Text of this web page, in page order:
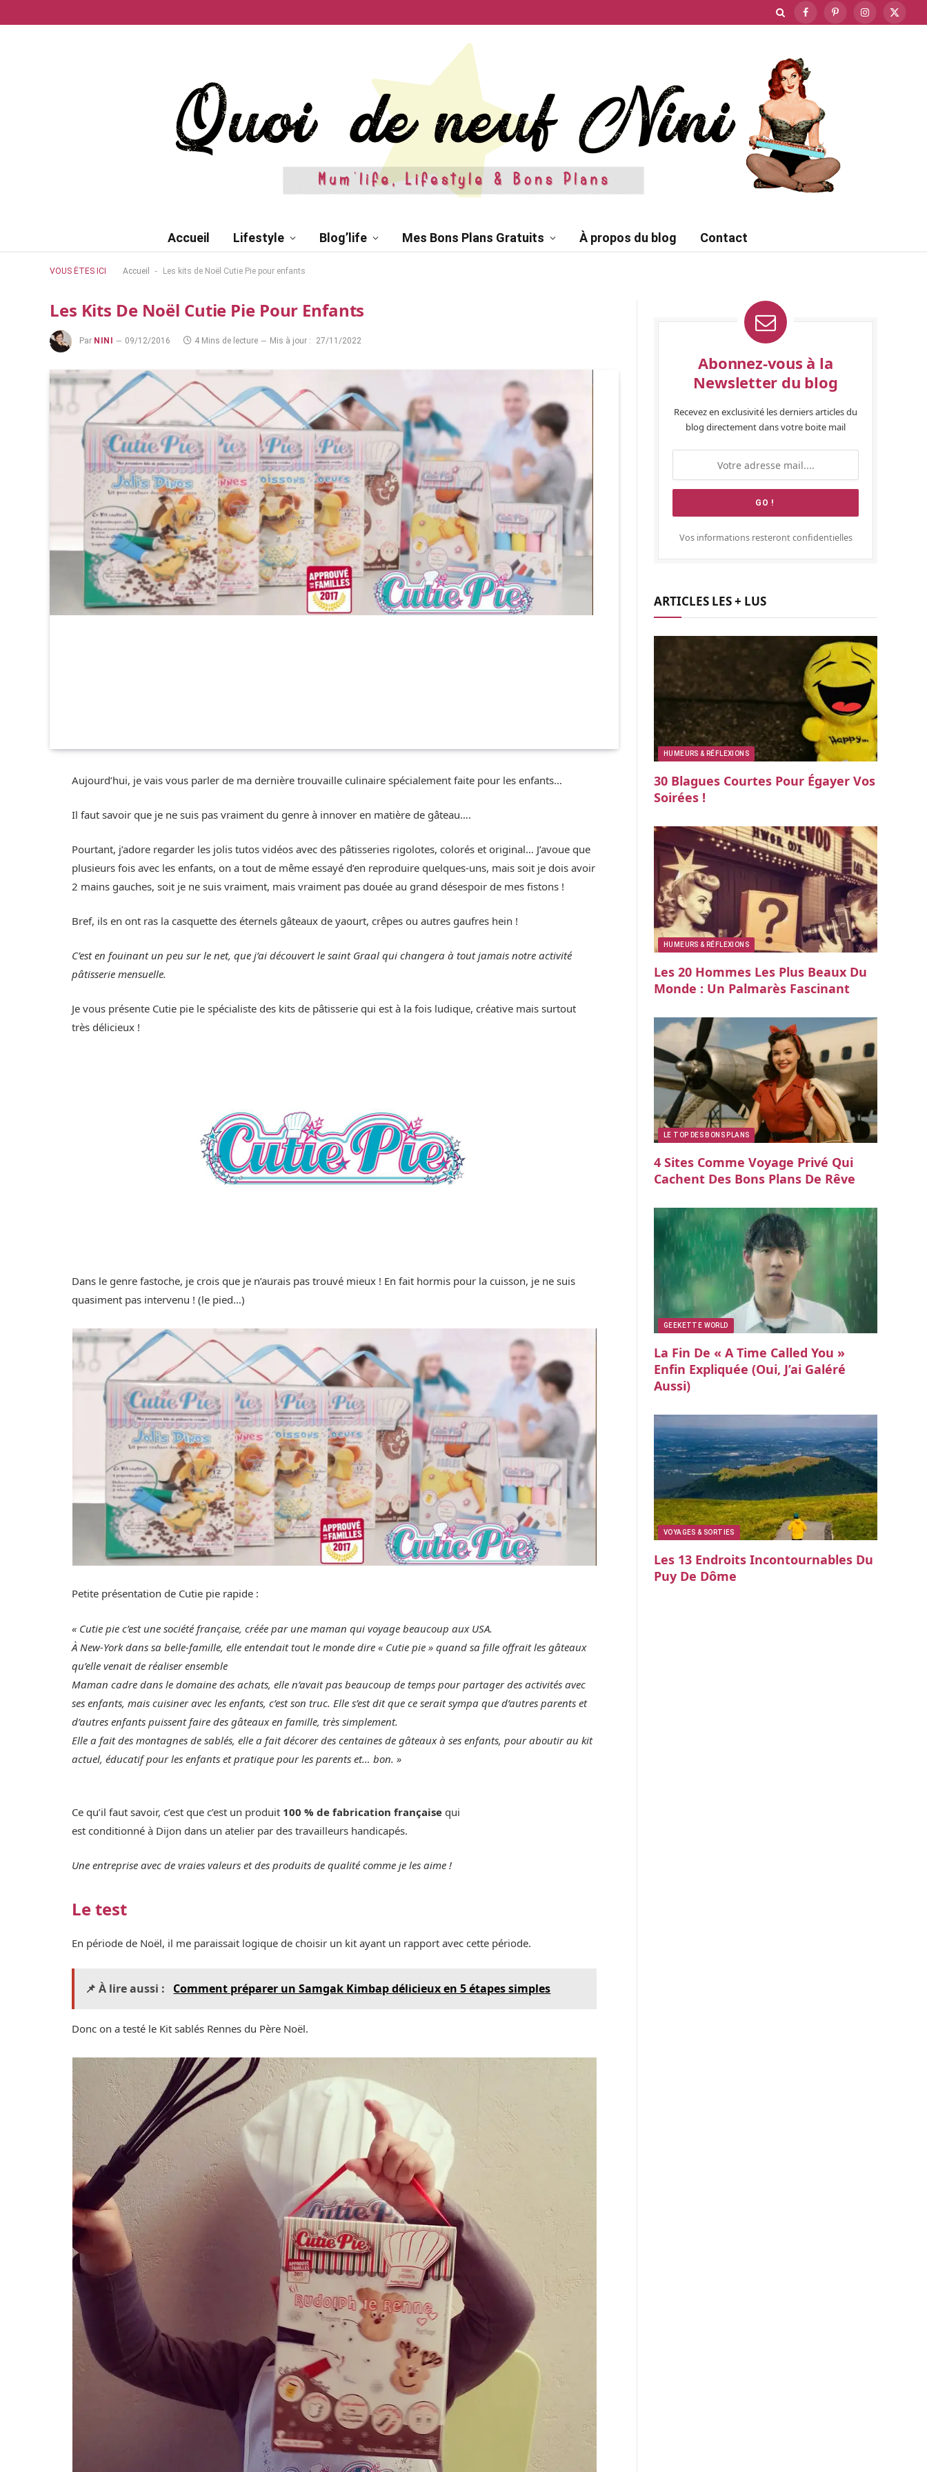
FacebookPinterestInstagram
X
Accueil Lifestyle Blog’life Mes Bons Plans Gratuits À propos du blog Contact
VOUS ÊTES ICI Accueil - Les kits de Noël Cutie Pie pour enfants
Les Kits De Noël Cutie Pie Pour Enfants
Par NINI 09/12/2016 4 Mins de lecture Mis à jour : 27/11/2022
Aujourd’hui, je vais vous parler de ma dernière trouvaille culinaire spécialement faite pour les enfants…
Il faut savoir que je ne suis pas vraiment du genre à innover en matière de gâteau….
Pourtant, j’adore regarder les jolis tutos vidéos avec des pâtisseries rigolotes, colorés et original… J’avoue que
plusieurs fois avec les enfants, on a tout de même essayé d’en reproduire quelques-uns, mais soit je dois avoir
2 mains gauches, soit je ne suis vraiment, mais vraiment pas douée au grand désespoir de mes fistons !
Bref, ils en ont ras la casquette des éternels gâteaux de yaourt, crêpes ou autres gaufres hein !
C’est en fouinant un peu sur le net, que j’ai découvert le saint Graal qui changera à tout jamais notre activité
pâtisserie mensuelle.
Je vous présente Cutie pie le spécialiste des kits de pâtisserie qui est à la fois ludique, créative mais surtout
très délicieux !
Dans le genre fastoche, je crois que je n’aurais pas trouvé mieux ! En fait hormis pour la cuisson, je ne suis
quasiment pas intervenu ! (le pied…)
Petite présentation de Cutie pie rapide :
« Cutie pie c’est une société française, créée par une maman qui voyage beaucoup aux USA.
À New-York dans sa belle-famille, elle entendait tout le monde dire « Cutie pie » quand sa fille offrait les gâteaux
qu’elle venait de réaliser ensemble
Maman cadre dans le domaine des achats, elle n’avait pas beaucoup de temps pour partager des activités avec
ses enfants, mais cuisiner avec les enfants, c’est son truc. Elle s’est dit que ce serait sympa que d’autres parents et
d’autres enfants puissent faire des gâteaux en famille, très simplement.
Elle a fait des montagnes de sablés, elle a fait décorer des centaines de gâteaux à ses enfants, pour aboutir au kit
actuel, éducatif pour les enfants et pratique pour les parents et… bon. »
Ce qu’il faut savoir, c’est que c’est un produit 100 % de fabrication française qui
est conditionné à Dijon dans un atelier par des travailleurs handicapés.
Une entreprise avec de vraies valeurs et des produits de qualité comme je les aime !
Le test
En période de Noël, il me paraissait logique de choisir un kit ayant un rapport avec cette période.
📌 À lire aussi : Comment préparer un Samgak Kimbap délicieux en 5 étapes simples
Donc on a testé le Kit sablés Rennes du Père Noël.
Abonnez-vous à la
Newsletter du blog
Recevez en exclusivité les derniers articles du
blog directement dans votre boite mail
Vos informations resteront confidentielles
ARTICLES LES + LUS
HUMEURS & RÉFLEXIONS
30 Blagues Courtes Pour Égayer Vos
Soirées !
HUMEURS & RÉFLEXIONS
Les 20 Hommes Les Plus Beaux Du
Monde : Un Palmarès Fascinant
LE TOP DES BONS PLANS
4 Sites Comme Voyage Privé Qui
Cachent Des Bons Plans De Rêve
GEEKETTE WORLD
La Fin De « A Time Called You »
Enfin Expliquée (oui, J’ai Galéré
Aussi)
VOYAGES & SORTIES
Les 13 Endroits Incontournables Du
Puy De Dôme